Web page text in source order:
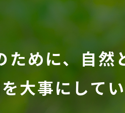
ために、自然
大事にしてい